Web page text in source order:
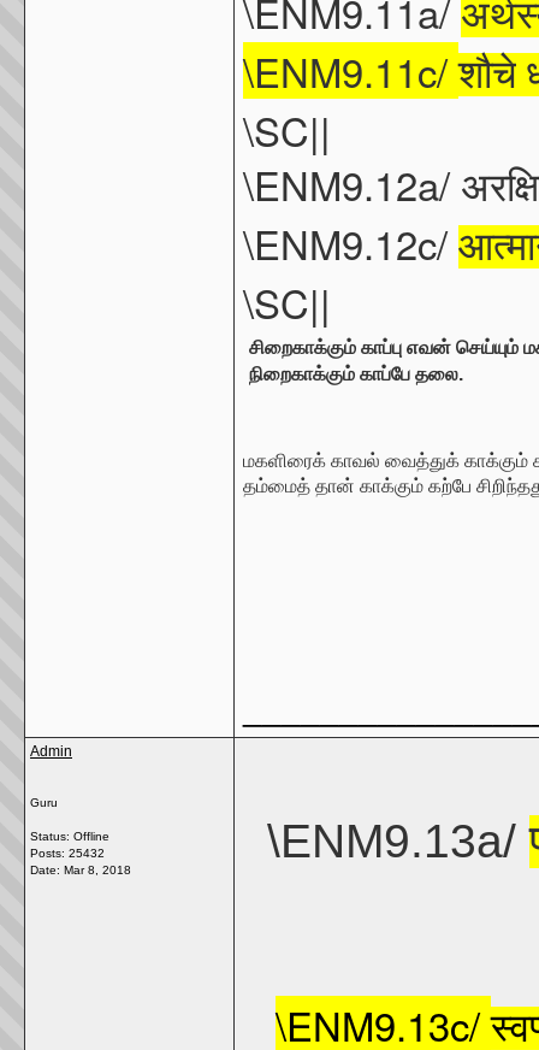
\ENM9.11a/
\ENM9.11c/शौचे
\SC||
\ENM9.12a/
\ENM9.12c/
\SC||
சிறைகாக்கும் காப்பு எவன் செய்யும்
நிறைகாக்கும் காப்பே தலை.
மகளிரைக் காவல் வைத்துக்
தம்மைத் தான் காக்கும் கற்பே
Admin
Guru
Status: Offline
Posts: 25432
Date: Mar 8, 2018
\ENM9.13a/
\ENM9.13c/